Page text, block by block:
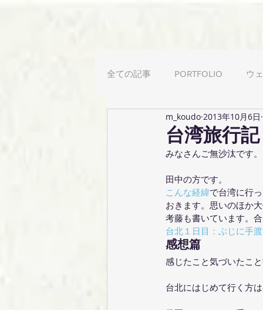
全ての記事 PORTFOLIO ウ
カリグラフィー 用語解説
台湾旅行
m_koudo 2013年10月6日
みなさんご無沙汰です。
田中の方です。
こんな経緯で台湾に行
おきます。思いのほか
考藤も書いています。
台北１日目：ぶじに手
感想篇
感じたこと気づいたこ
台北にはじめて行く方